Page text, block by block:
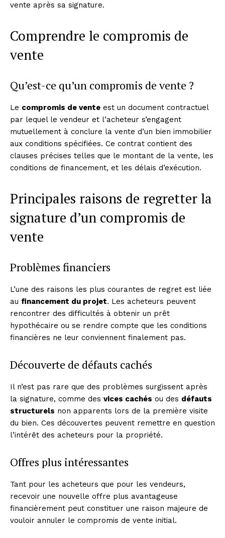
vente après sa signature.
Comprendre le compromis de
vente
Qu’est-ce qu’un compromis de vente ?
Le compromis de vente est un document contractuel
par lequel le vendeur et l’acheteur s’engagent
mutuellement à conclure la vente d’un bien immobilier
aux conditions spécifiées. Ce contrat contient des
clauses précises telles que le montant de la vente, les
conditions de financement, et les délais d’exécution.
Principales raisons de regretter la
signature d’un compromis de
vente
Problèmes financiers
L’une des raisons les plus courantes de regret est liée
au financement du projet. Les acheteurs peuvent
rencontrer des difficultés à obtenir un prêt
hypothécaire ou se rendre compte que les conditions
financières ne leur conviennent finalement pas.
Découverte de défauts cachés
Il n’est pas rare que des problèmes surgissent après
la signature, comme des vices cachés ou des défauts
structurels non apparents lors de la première visite
du bien. Ces découvertes peuvent remettre en question
l’intérêt des acheteurs pour la propriété.
Offres plus intéressantes
Tant pour les acheteurs que pour les vendeurs,
recevoir une nouvelle offre plus avantageuse
financièrement peut constituer une raison majeure de
vouloir annuler le compromis de vente initial.